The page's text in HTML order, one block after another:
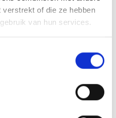
verstrekt of die ze hebben
van hun services.